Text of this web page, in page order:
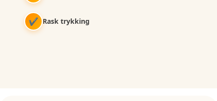
✔ Rask trykking